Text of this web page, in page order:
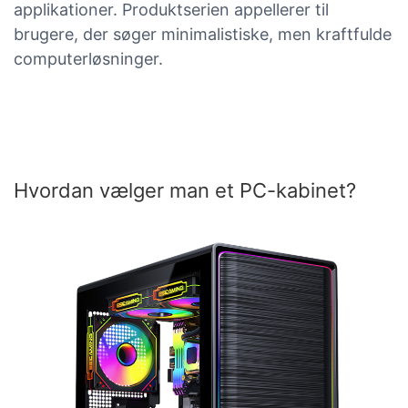
applikationer. Produktserien appellerer til
brugere, der søger minimalistiske, men kraftfulde
computerløsninger.
Hvordan vælger man et PC-kabinet?